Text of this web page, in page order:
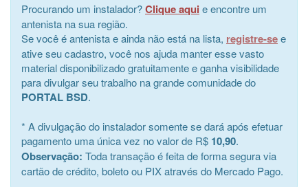
Procurando um instalador?Clique aqui e encontre um
antenista na sua região.
Se você é antenista e ainda não está na lista, registre-see
ative seu cadastro, você nos ajuda manter esse vasto
material disponibilizado gratuitamente e ganha visibilidade
para divulgar seu trabalho na grande comunidade do
PORTAL BSD.
* A divulgação do instalador somente se dará após efetuar
pagamento uma única vez no valor de R$ 10,90.
Observação: Toda transação é feita de forma segura via
cartão de crédito, boleto ou PIX através do Mercado Pago.